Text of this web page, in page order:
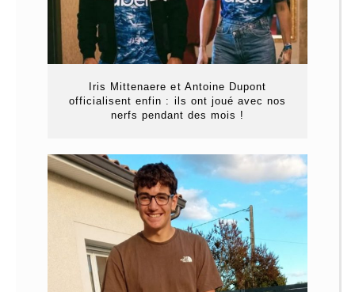
Iris Mittenaere et Antoine Dupont
officialisent enfin : ils ont joué avec nos
nerfs pendant des mois !